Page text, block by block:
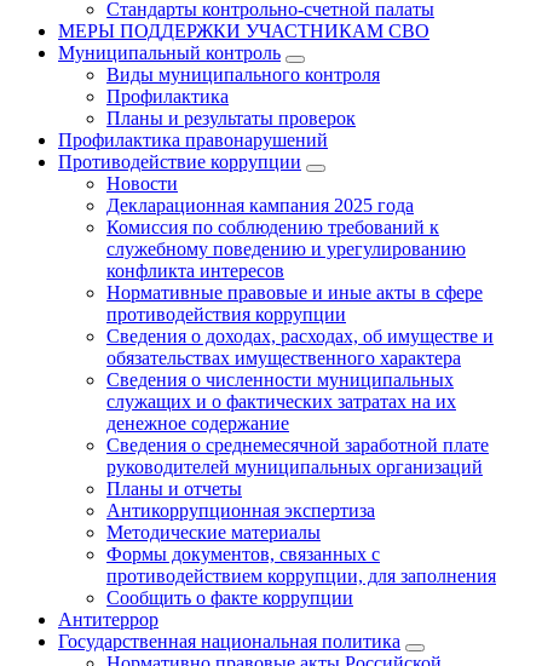
Стандарты контрольно-счетной палаты
МЕРЫ ПОДДЕРЖКИ УЧАСТНИКАМ СВО
Муниципальный контроль
Виды муниципального контроля
Профилактика
Планы и результаты проверок
Профилактика правонарушений
Противодействие коррупции
Новости
Декларационная кампания 2025 года
Комиссия по соблюдению требований к
служебному поведению и урегулированию
конфликта интересов
Нормативные правовые и иные акты в сфере
противодействия коррупции
Сведения о доходах, расходах, об имуществе и
обязательствах имущественного характера
Сведения о численности муниципальных
служащих и о фактических затратах на их
денежное содержание
Сведения о среднемесячной заработной плате
руководителей муниципальных организаций
Планы и отчеты
Антикоррупционная экспертиза
Методические материалы
Формы документов, связанных с
противодействием коррупции, для заполнения
Сообщить о факте коррупции
Антитеррор
Государственная национальная политика